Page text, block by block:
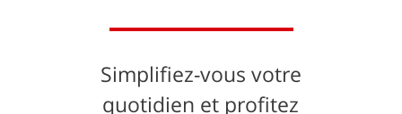
Simplifiez-vous votre
quotidien et profitez